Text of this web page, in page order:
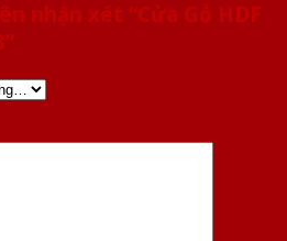
nhận xét “Cửa Gỗ HDF